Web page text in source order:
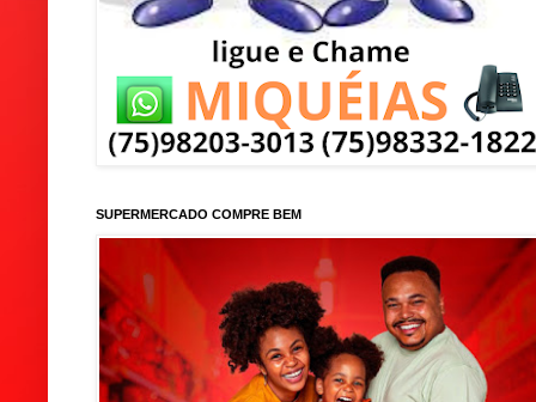
SUPERMERCADO COMPRE BEM